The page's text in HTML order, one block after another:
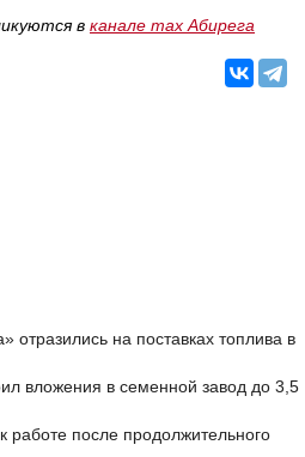
в канале max Абирега
на поставках топлива в
вложения в семенной завод до 3,5
работе после продолжительного